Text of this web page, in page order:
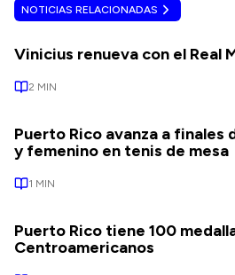
NOTICIAS RELACIONADAS
Vinicius renueva con el Real
2 MIN
Puerto Rico avanza a finales
y femenino en tenis de mesa
1 MIN
Puerto Rico tiene 100
Centroamericanos